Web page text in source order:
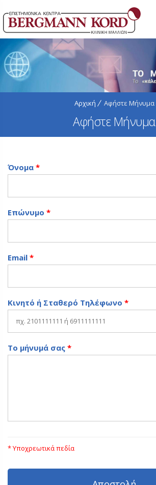
Αρχική Αφήστε Μήνυμα
Αφήστε Μήνυμα
Όνομα *
Επώνυμο *
Email *
Κινητό ή Σταθερό Τηλέφωνο *
Το μήνυμά σας *
* Υποχρεωτικά πεδία